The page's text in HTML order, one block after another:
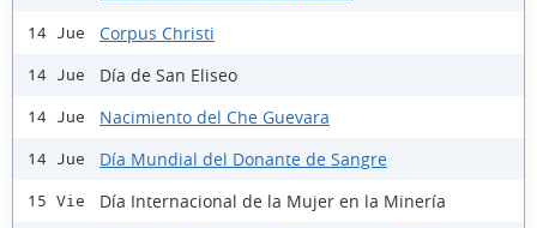
14 Jue Corpus Christi
14 Jue Día de San Eliseo
14 Jue Nacimiento del Che Guevara
14 Jue Día Mundial del Donante de Sangre
15 Vie Día Internacional de la Mujer en la Minería